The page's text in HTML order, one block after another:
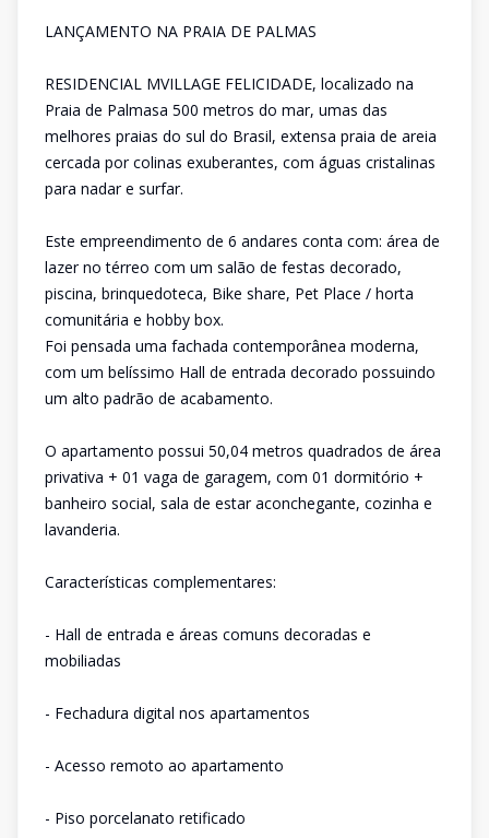
LANÇAMENTO NA PRAIA DE PALMAS
RESIDENCIAL MVILLAGE FELICIDADE, localizado na
Praia de Palmasa 500 metros do mar, umas das
melhores praias do sul do Brasil, extensa praia de areia
cercada por colinas exuberantes, com águas cristalinas
para nadar e surfar.
Este empreendimento de 6 andares conta com: área de
lazer no térreo com um salão de festas decorado,
piscina, brinquedoteca, Bike share, Pet Place / horta
comunitária e hobby box.
Foi pensada uma fachada contemporânea moderna,
com um belíssimo Hall de entrada decorado possuindo
um alto padrão de acabamento.
O apartamento possui 50,04 metros quadrados de área
privativa + 01 vaga de garagem, com 01 dormitório +
banheiro social, sala de estar aconchegante, cozinha e
lavanderia.
Características complementares:
- Hall de entrada e áreas comuns decoradas e
mobiliadas
- Fechadura digital nos apartamentos
- Acesso remoto ao apartamento
- Piso porcelanato retificado